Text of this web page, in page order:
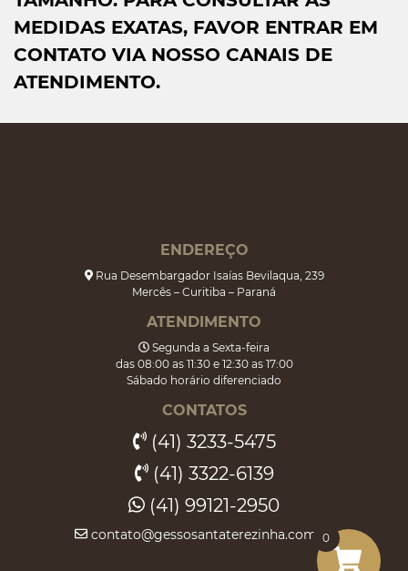
MEDIDAS EXATAS, FAVOR ENTRAR EM
CONTATO VIA NOSSO CANAIS DE
ATENDIMENTO.
ENDEREÇO
Rua Desembargador Isaías Bevilaqua, 239
Mercês – Curitiba – Paraná
ATENDIMENTO
Segunda a Sexta-feira
das 08:00 as 11:30 e 12:30 as 17:00
Sábado horário diferenciado
CONTATOS
(41) 3233-5475
(41) 3322-6139
(41) 99121-2950
contato@gessosantaterezinha.com.br
0